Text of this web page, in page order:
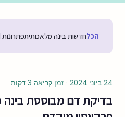
הכלחדשות בינה מלאכותיתפתרונות AI לעסקים
24 ביוני 2024 · זמן קריאה 3 דקות
בדיקת דם מבוססת